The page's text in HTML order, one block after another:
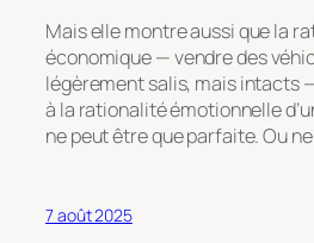
Mais elle montre aussi que la
économique — vendre des
légèrement salis, mais intacts
à la rationalité émotionnelle
ne peut être que parfaite. Ou
7 août 2025